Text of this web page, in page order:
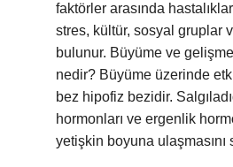
faktörler arasında
stres, kültür, sosyal gruplar
bulunur. Büyüme ve
nedir? Büyüme üzerinde
bez hipofiz bezidir.
hormonları ve ergenlik
yetişkin boyuna ulaşmasını